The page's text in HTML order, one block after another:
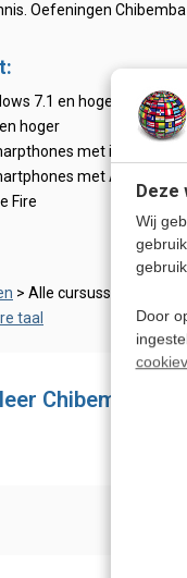
Wij
Door
Oefeningen
7.1 en hoger
hoger
met iOS 9 en
met Android 4.4
Fire
> Alle cursussen
taal
Chibemba -